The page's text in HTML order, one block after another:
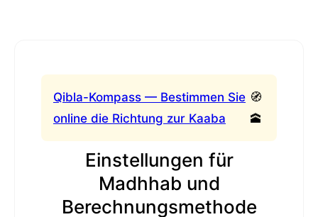
Qibla-Kompass — Bestimmen Sie
online die Richtung zur Kaaba
🧭
🕋
Einstellungen für
Madhhab und
Berechnungsmethode